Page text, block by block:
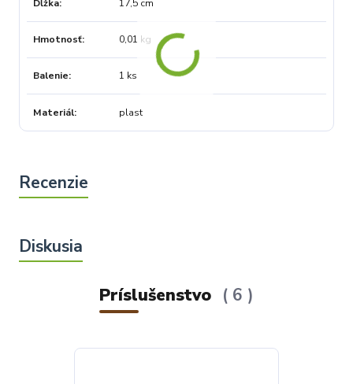
Dĺžka 17,5 cm
Hmotnosť 0,01 kg
Balenie 1 ks
Materiál plast
Príslušenstvo 6